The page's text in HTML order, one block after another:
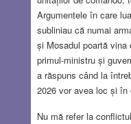
Argumentele în care
subliniau că numai
și Mosadul poartă vina
primul-ministru și
a răspuns când la
2026 vor avea loc și în
Nu mă refer la